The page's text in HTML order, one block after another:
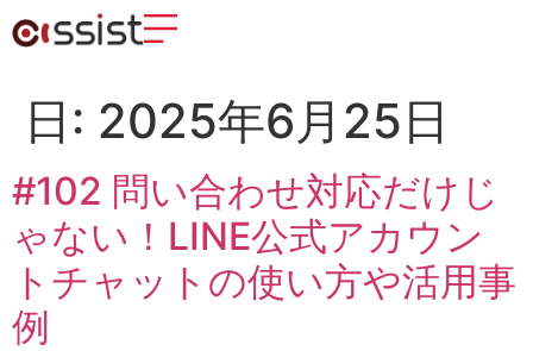
日: 2025年6月25日
#102 問い合わせ対応だけじ
ゃない！LINE公式アカウン
トチャットの使い方や活用事
例